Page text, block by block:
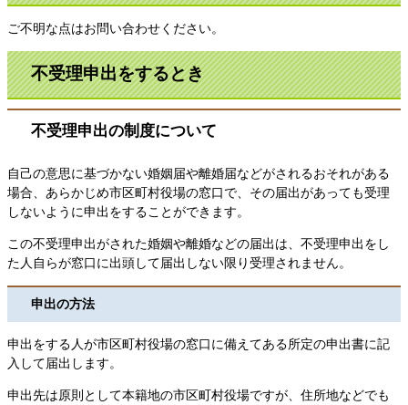
ご不明な点はお問い合わせください。
不受理申出をするとき
不受理申出の制度について
自己の意思に基づかない婚姻届や離婚届などがされるおそれがある
場合、あらかじめ市区町村役場の窓口で、その届出があっても受理
しないように申出をすることができます。
この不受理申出がされた婚姻や離婚などの届出は、不受理申出をし
た人自らが窓口に出頭して届出しない限り受理されません。
申出の方法
申出をする人が市区町村役場の窓口に備えてある所定の申出書に記
入して届出します。
申出先は原則として本籍地の市区町村役場ですが、住所地などでも